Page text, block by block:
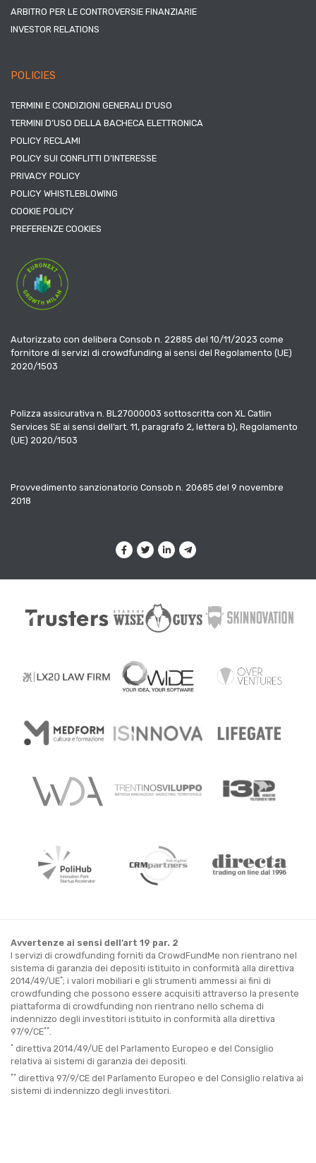
ARBITRO PER LE CONTROVERSIE FINANZIARIE
INVESTOR RELATIONS
POLICIES
TERMINI E CONDIZIONI GENERALI D’USO
TERMINI D’USO DELLA BACHECA ELETTRONICA
POLICY RECLAMI
POLICY SUI CONFLITTI D’INTERESSE
PRIVACY POLICY
POLICY WHISTLEBLOWING
COOKIE POLICY
PREFERENZE COOKIES
Autorizzato con delibera Consob n. 22885 del 10/11/2023 come
fornitore di servizi di crowdfunding ai sensi del Regolamento (UE)
2020/1503
Polizza assicurativa n. BL27000003 sottoscritta con XL Catlin
Services SE ai sensi dell’art. 11, paragrafo 2, lettera b), Regolamento
(UE) 2020/1503
Provvedimento sanzionatorio Consob n. 20685 del 9 novembre
2018
Avvertenze ai sensi dell’art 19 par. 2
I servizi di crowdfunding forniti da CrowdFundMe non rientrano nel
sistema di garanzia dei depositi istituito in conformità alla direttiva
2014/49/UE*; i valori mobiliari e gli strumenti ammessi ai fini di
crowdfunding che possono essere acquisiti attraverso la presente
piattaforma di crowdfunding non rientrano nello schema di
indennizzo degli investitori istituito in conformità alla direttiva
97/9/CE**.
* direttiva 2014/49/UE del Parlamento Europeo e del Consiglio
relativa ai sistemi di garanzia dei depositi.
** direttiva 97/9/CE del Parlamento Europeo e del Consiglio relativa ai
sistemi di indennizzo degli investitori.